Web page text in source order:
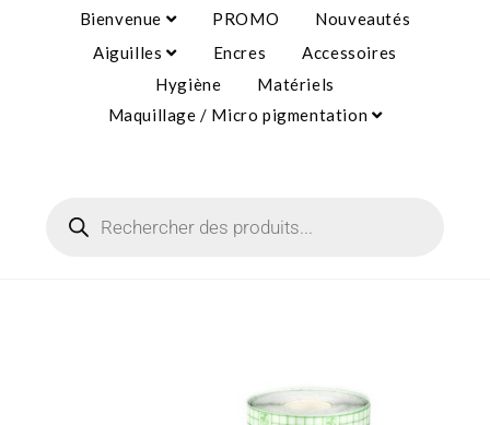
Bienvenue PROMO
Nouveautés
Aiguilles
Encres
Accessoires
Hygiène
Matériels
Maquillage / Micro pigmentation